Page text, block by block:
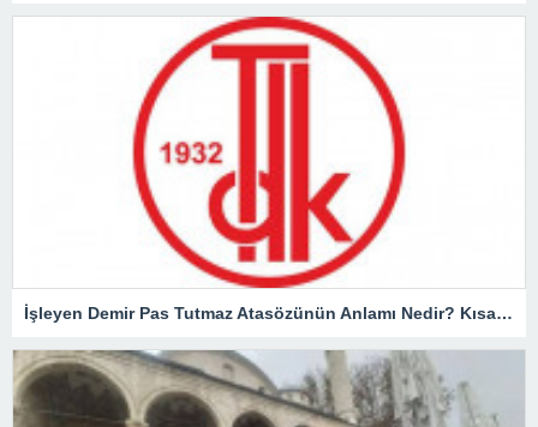
İşleyen Demir Pas Tutmaz Atasözünün Anlamı Nedir? Kısaca Açıklaması Ve Örnek Cümle…